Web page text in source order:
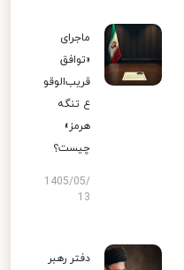
ماجرای
«توافق
قریب‌الوقو
ع تنگه
هرمز»
چیست؟
1405/05/
13
دفتر رهبر